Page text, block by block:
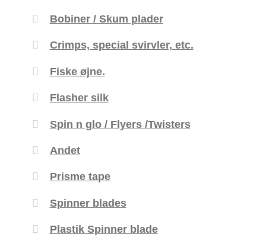
Bobiner / Skum plader
Crimps, special svirvler, etc.
Fiske øjne.
Flasher silk
Spin n glo / Flyers /Twisters
Andet
Prisme tape
Spinner blades
Plastik Spinner blade